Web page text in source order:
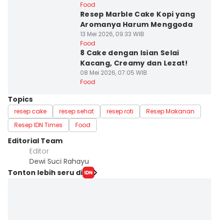
Food
Resep Marble Cake Kopi yang
Aromanya Harum Menggoda
13 Mei 2026, 09:33 WIB
Food
8 Cake dengan Isian Selai
Kacang, Creamy dan Lezat!
08 Mei 2026, 07:05 WIB
Food
Topics
resep cake resep sehat resep roti
Resep Makanan
Resep IDN Times
Food
Editorial Team
Editor
Dewi Suci Rahayu
Tonton lebih seru di